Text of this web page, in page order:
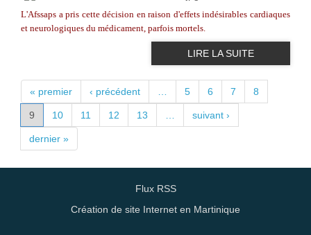
L'Afssaps a pris cette décision en raison d'effets indésirables cardiaques
et neurologiques du médicament, parfois mortels.
LIRE LA SUITE
PAGES
« premier ‹ précédent 5 6 7 8
9 10 11 12 13 suivant ›
dernier »
Flux RSS
Création de site Internet en Martinique